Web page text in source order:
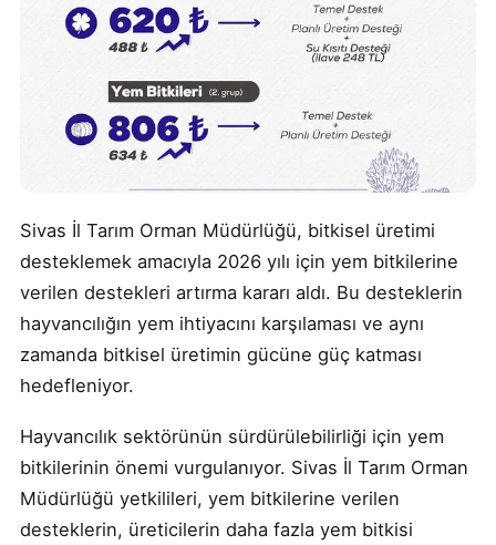
Sivas İl Tarım Orman Müdürlüğü, bitkisel üretimi
desteklemek amacıyla 2026 yılı için yem bitkilerine
verilen destekleri artırma kararı aldı. Bu desteklerin
hayvancılığın yem ihtiyacını karşılaması ve aynı
zamanda bitkisel üretimin gücüne güç katması
hedefleniyor.
Hayvancılık sektörünün sürdürülebilirliği için yem
bitkilerinin önemi vurgulanıyor. Sivas İl Tarım Orman
Müdürlüğü yetkilileri, yem bitkilerine verilen
desteklerin, üreticilerin daha fazla yem bitkisi